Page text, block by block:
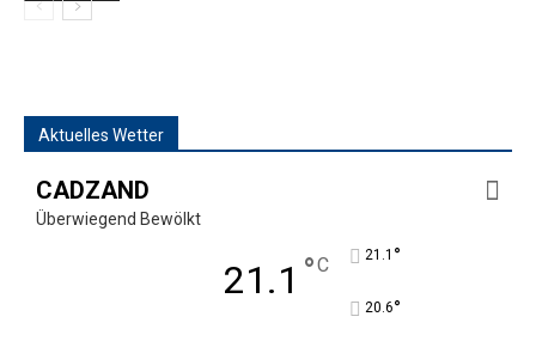
Aktuelles Wetter
CADZAND
Überwiegend Bewölkt
21.1 °C 21.1 °
20.6°